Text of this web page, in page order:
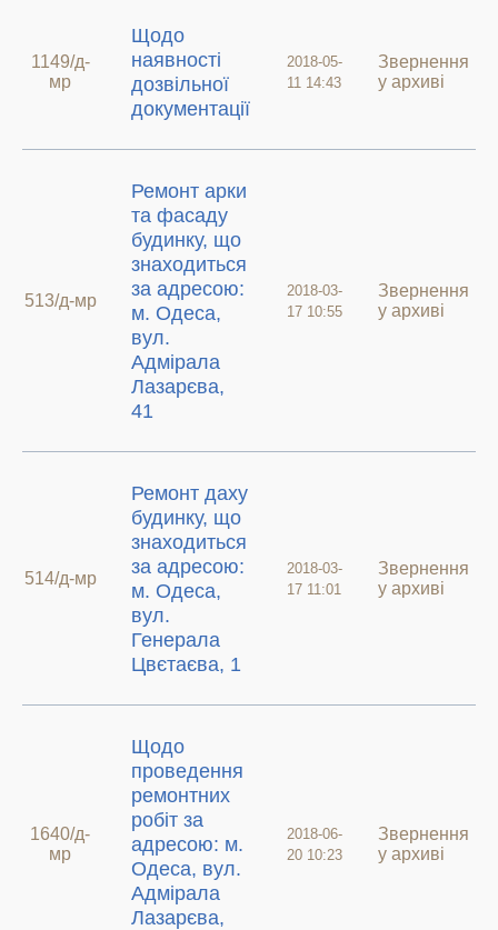
1149/д-
мр
Щодо
наявності
дозвільної
документації
2018-05-
11 14:43
Звернення
у архиві
513/д-мр
Ремонт арки
та фасаду
будинку, що
знаходиться
за адресою:
м. Одеса,
вул.
Адмірала
Лазарєва,
41
2018-03-
17 10:55
Звернення
у архиві
514/д-мр
Ремонт даху
будинку, що
знаходиться
за адресою:
м. Одеса,
вул.
Генерала
Цвєтаєва, 1
2018-03-
17 11:01
Звернення
у архиві
1640/д-
мр
Щодо
проведення
ремонтних
робіт за
адресою: м.
Одеса, вул.
Адмірала
Лазарєва,
2018-06-
20 10:23
Звернення
у архиві